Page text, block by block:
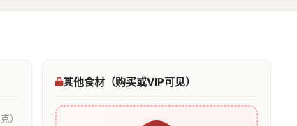
）
其他食材（购买或VIP可见）